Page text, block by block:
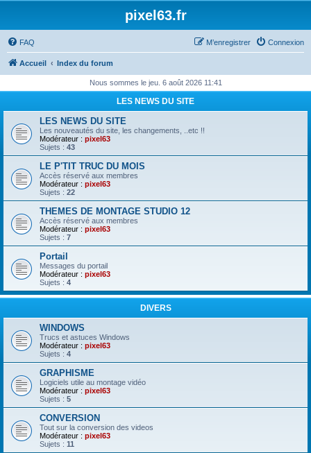
pixel63.fr
FAQ Connexion
M’enregistrer
Accueil Index du forum
Nous sommes le jeu. 6 août 2026 11:41
LES NEWS DU SITE
LES NEWS DU SITE
Les nouveautés du site, les changements, ..etc !!
Modérateur : pixel63
Sujets : 43
LE P'TIT TRUC DU MOIS
Accès réservé aux membres
Modérateur : pixel63
Sujets : 22
THEMES DE MONTAGE STUDIO 12
Accès réservé aux membres
Modérateur : pixel63
Sujets : 7
Portail
Messages du portail
Modérateur : pixel63
Sujets : 4
DIVERS
WINDOWS
Trucs et astuces Windows
Modérateur : pixel63
Sujets : 4
GRAPHISME
Logiciels utile au montage vidéo
Modérateur : pixel63
Sujets : 5
CONVERSION
Tout sur la conversion des videos
Modérateur : pixel63
Sujets : 11